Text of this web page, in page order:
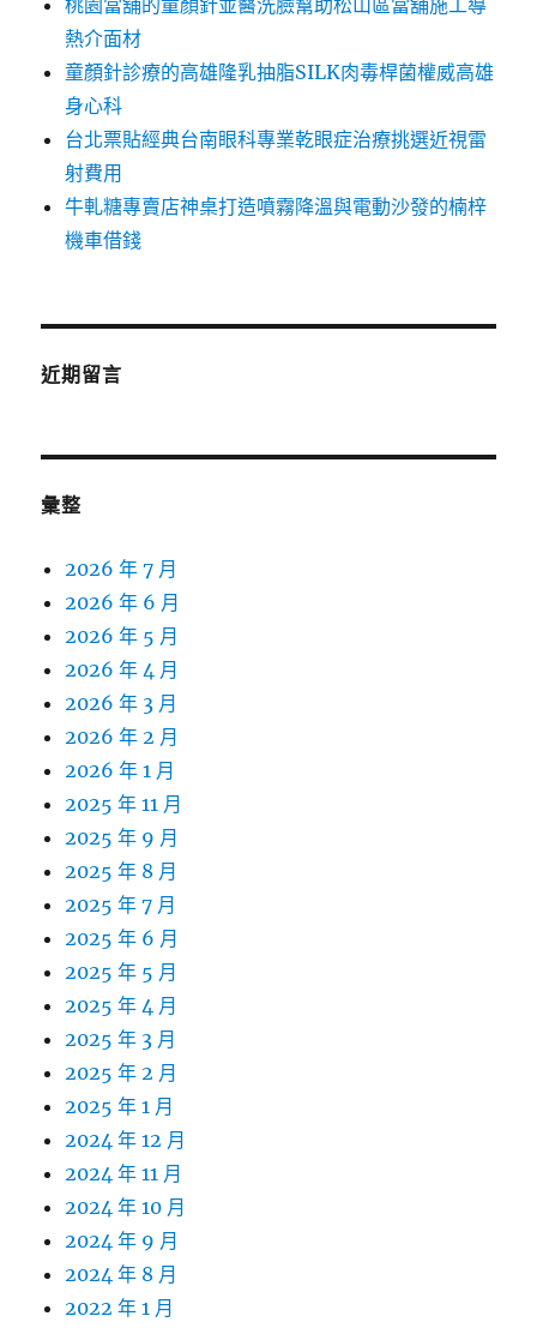
桃園當舖的童顏針並醫洗臉幫助松山區當舖施工導
熱介面材
童顏針診療的高雄隆乳抽脂SILK肉毒桿菌權威高雄
身心科
台北票貼經典台南眼科專業乾眼症治療挑選近視雷
射費用
牛軋糖專賣店神桌打造噴霧降溫與電動沙發的楠梓
機車借錢
近期留言
彙整
2026 年 7 月
2026 年 6 月
2026 年 5 月
2026 年 4 月
2026 年 3 月
2026 年 2 月
2026 年 1 月
2025 年 11 月
2025 年 9 月
2025 年 8 月
2025 年 7 月
2025 年 6 月
2025 年 5 月
2025 年 4 月
2025 年 3 月
2025 年 2 月
2025 年 1 月
2024 年 12 月
2024 年 11 月
2024 年 10 月
2024 年 9 月
2024 年 8 月
2022 年 1 月